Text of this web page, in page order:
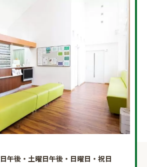
午後・土曜日午後・日曜日・祝日